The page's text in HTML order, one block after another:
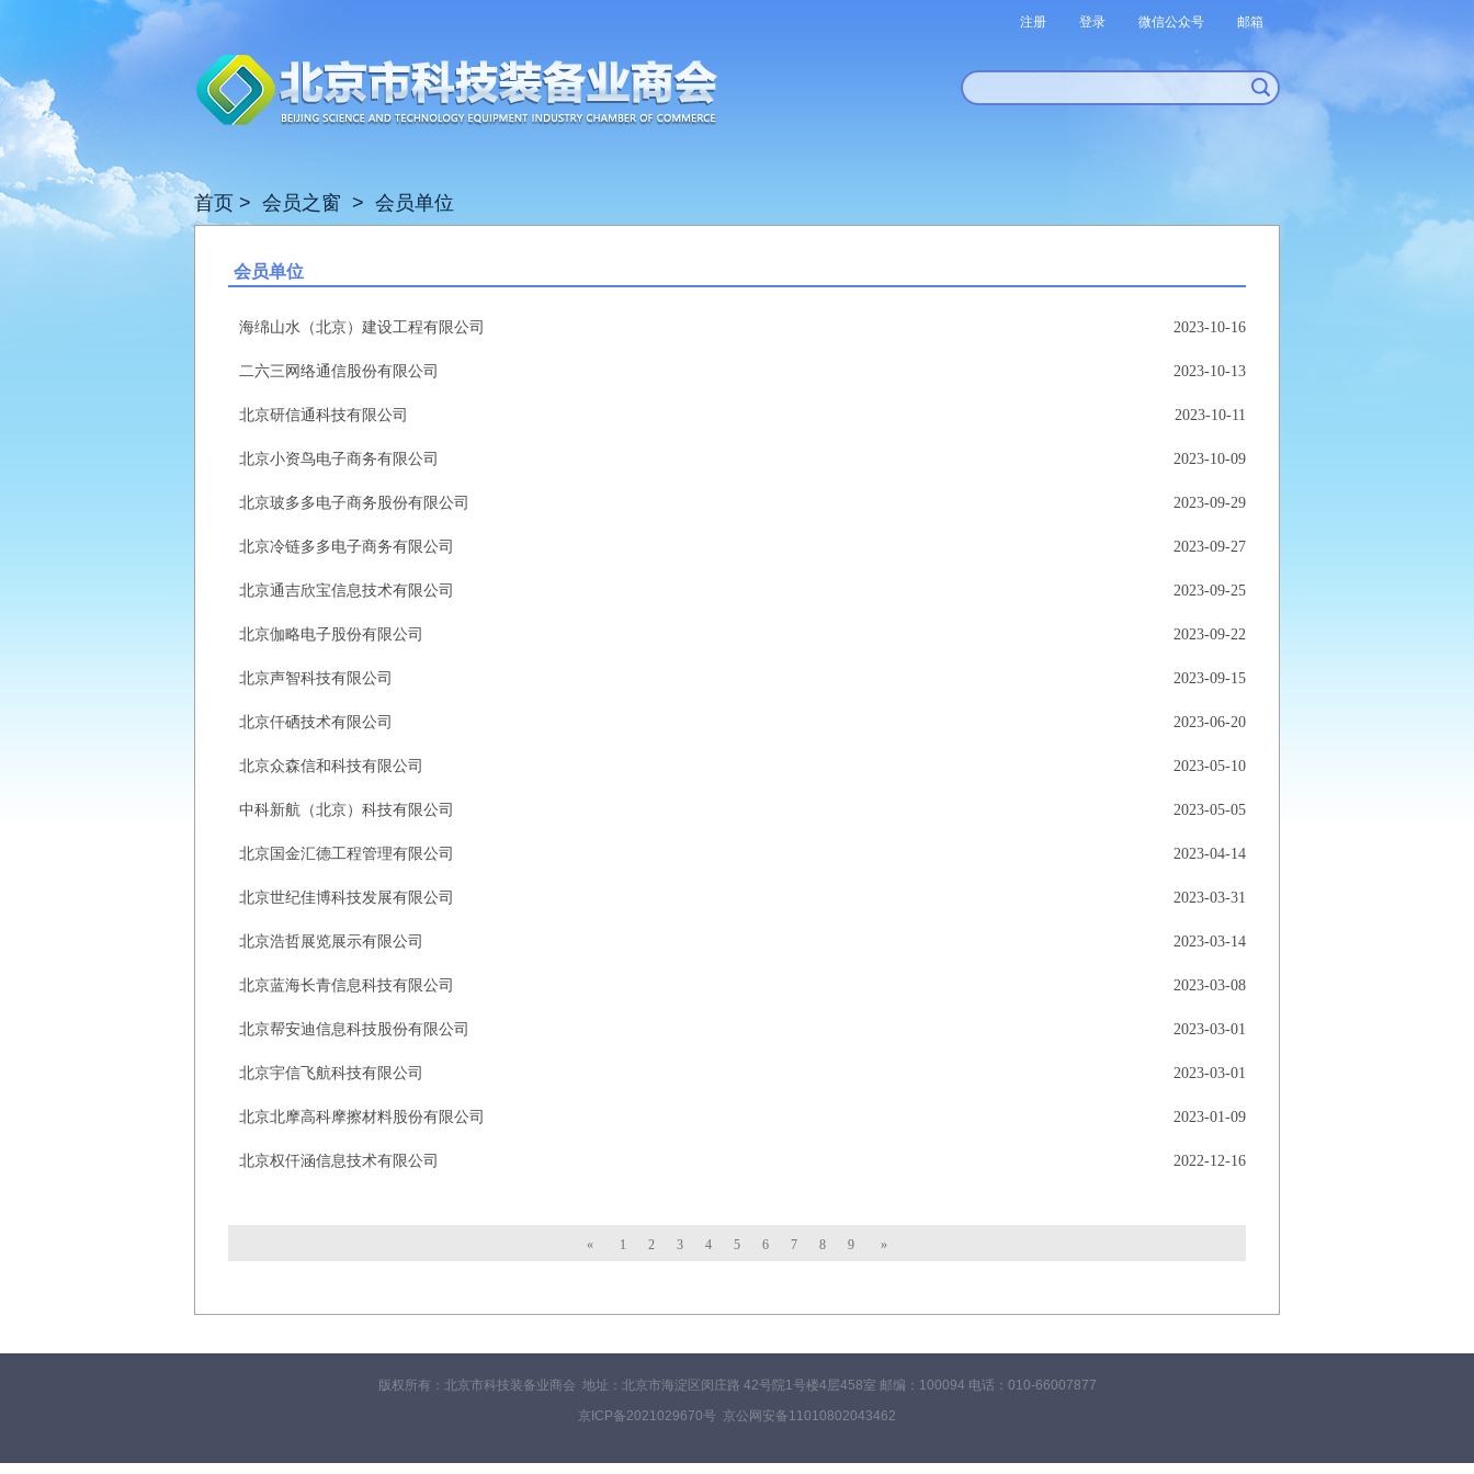
邮箱
微信公众号
登录
注册
首页 > 会员之窗 > 会员单位
会员单位
海绵山水（北京）建设工程有限公司 2023-10-16
二六三网络通信股份有限公司 2023-10-13
北京研信通科技有限公司 2023-10-11
北京小资鸟电子商务有限公司 2023-10-09
北京玻多多电子商务股份有限公司 2023-09-29
北京冷链多多电子商务有限公司 2023-09-27
北京通吉欣宝信息技术有限公司 2023-09-25
北京伽略电子股份有限公司 2023-09-22
北京声智科技有限公司 2023-09-15
北京仟硒技术有限公司 2023-06-20
北京众森信和科技有限公司 2023-05-10
中科新航（北京）科技有限公司 2023-05-05
北京国金汇德工程管理有限公司 2023-04-14
北京世纪佳博科技发展有限公司 2023-03-31
北京浩哲展览展示有限公司 2023-03-14
北京蓝海长青信息科技有限公司 2023-03-08
北京帮安迪信息科技股份有限公司 2023-03-01
北京宇信飞航科技有限公司 2023-03-01
北京北摩高科摩擦材料股份有限公司 2023-01-09
北京权仟涵信息技术有限公司 2022-12-16
« 1 2 3 4 5 6 7 8 9 »
版权所有：北京市科技装备业商会 地址：北京市海淀区闵庄路 42号院1号楼4层458室 邮编：100094 电话：010-66007877
京ICP备2021029670号 京公网安备11010802043462